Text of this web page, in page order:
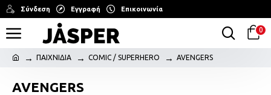
Σύνδεση Εγγραφή Επικοινωνία
0
ΠΑΙΧΝΙΔΙΑ COMIC / SUPERHERO AVENGERS
AVENGERS